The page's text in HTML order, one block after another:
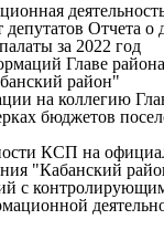
Отчета о
за 2022 год
Главе
район"
на коллегию
бюджетов
КСП на
"Кабанский
с